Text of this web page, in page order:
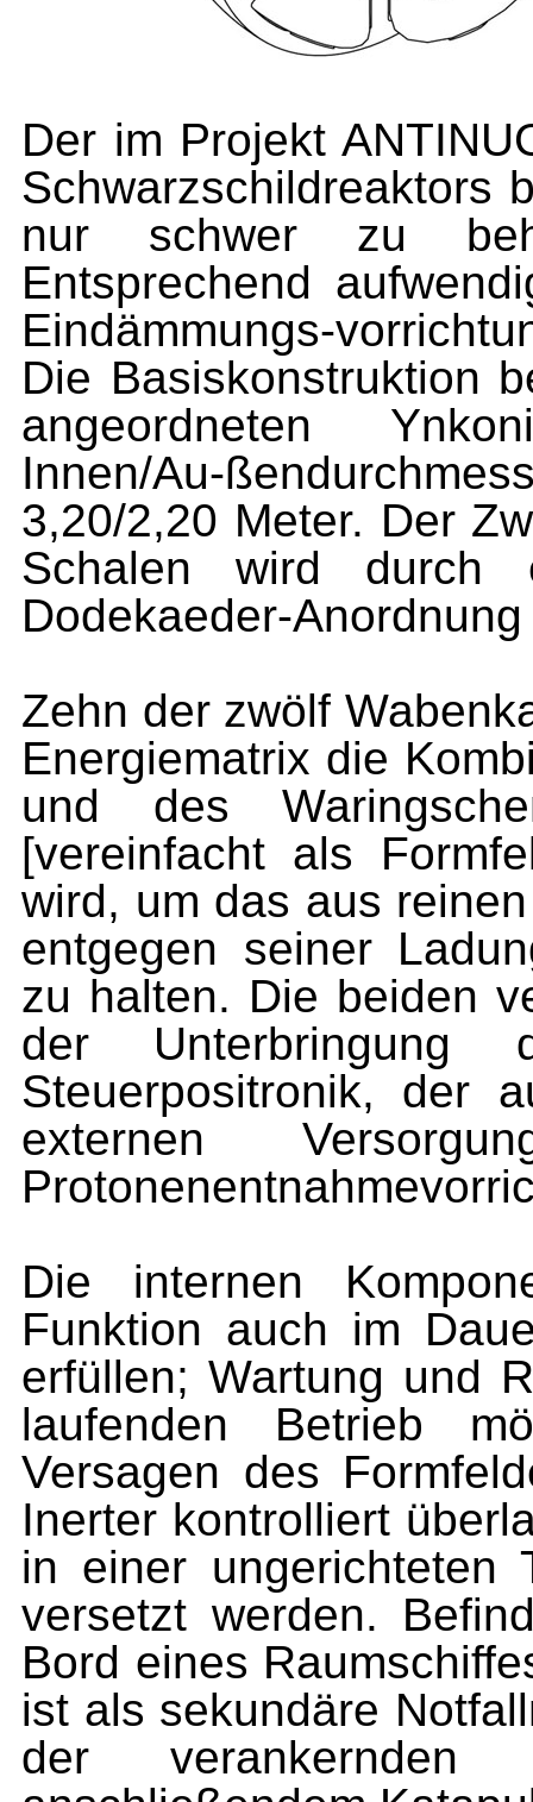
Der im Projekt
Schwarzschildreaktors
nur schwer zu
Entsprechend
Eindämmungs-
Die Basiskonstruktion
angeordneten
Innen/Au-
3,20/2,20 Meter. Der
Schalen wird durch
Dodekaeder-
Zehn der zwölf
Energiematrix die
und des
[vereinfacht als
wird, um das aus
entgegen seiner
zu halten. Die beiden
der Unterbringung
Steuerpositronik, der
externen
Die internen
Funktion auch im
erfüllen; Wartung und
laufenden Betrieb
Versagen des
Inerter kontrolliert
in einer ungerichteten
versetzt werden.
Bord eines
ist als sekundäre
der verankernden